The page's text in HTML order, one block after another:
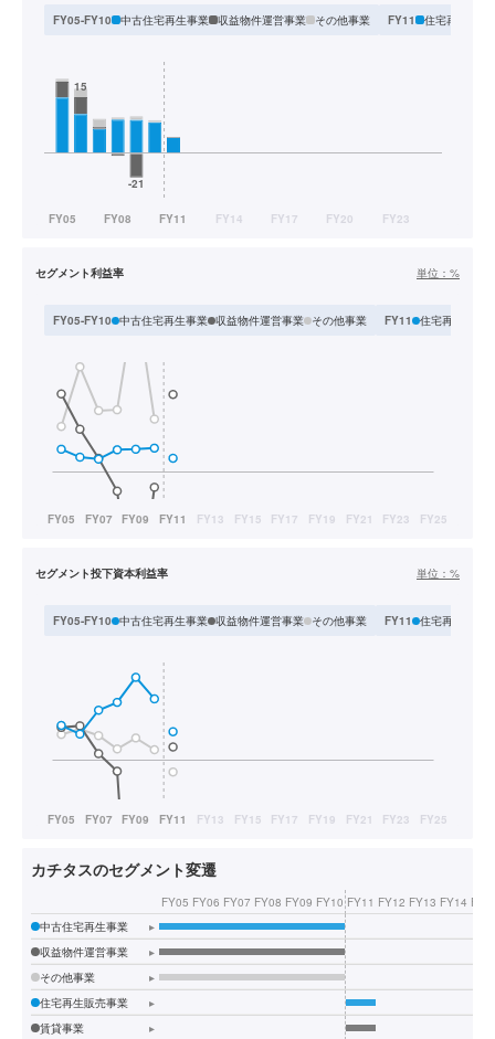
FY05-FY10 中古住宅再生事業 収益物件運営事業 その他事業 FY11 住宅再生販売
セグメント利益率 単位： %
FY05-FY10 中古住宅再生事業 収益物件運営事業 その他事業 FY11 住宅再生販売
セグメント投下資本利益率 単位： %
FY05-FY10 中古住宅再生事業 収益物件運営事業 その他事業 FY11 住宅再生販売
カチタスのセグメント変遷
FY05 FY06 FY07 FY08 FY09 FY10 FY11 FY12 FY13 FY14
中古住宅再生事業
▸
収益物件運営事業
▸
その他事業
▸
住宅再生販売事業
▸
賃貸事業
▸